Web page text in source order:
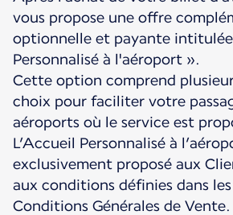
vous propose une offre
optionnelle et payante
Personnalisé à l'aéroport ».
Cette option comprend
choix pour faciliter votre
aéroports où le service est
L’Accueil Personnalisé à
exclusivement proposé aux
aux conditions définies dans
Conditions Générales de Vente.